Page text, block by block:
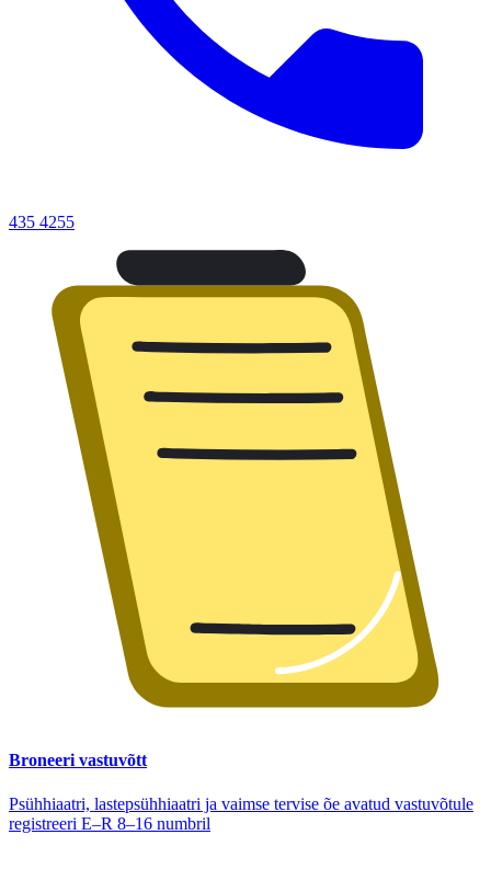
435 4255
Broneeri vastuvõtt
Psühhiaatri, lastepsühhiaatri ja vaimse tervise õe avatud vastuvõtule
registreeri E–R 8–16 numbril